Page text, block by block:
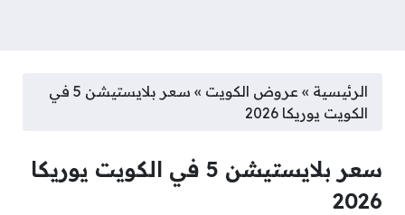
الرئيسية » عروض الكويت »
سعر بلايستيشن 5 في
الكويت يوريكا 2026
سعر بلايستيشن 5 في الكويت يوريكا
2026